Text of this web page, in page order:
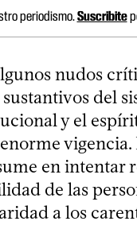
periodismo.Suscribite
nudos
del
y el
en intentar
de las
a los